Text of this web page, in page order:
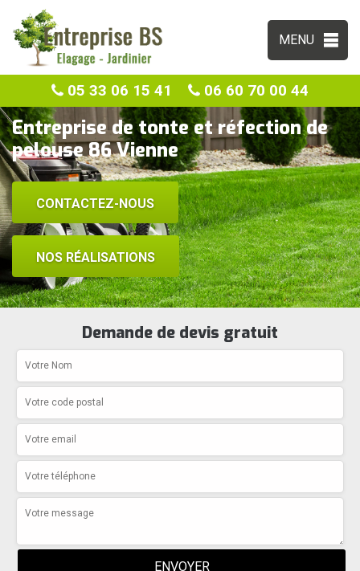
MENU
05 33 06 15 41 06 60 70 00 44
Entreprise de tonte et réfection de
pelouse 86 Vienne
CONTACTEZ-NOUS
NOS RÉALISATIONS
Demande de devis gratuit